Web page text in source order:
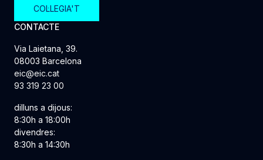
COL·LEGIA'T
CONTACTE
Via Laietana, 39.
08003 Barcelona
eic@eic.cat
93 319 23 00
dilluns a dijous:
8:30h a 18:00h
divendres:
8:30h a 14:30h